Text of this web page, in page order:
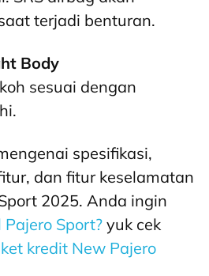
terjadi benturan.
Body
sesuai dengan
spesifikasi,
dan fitur keselamatan
2025. Anda ingin
Sport? yuk cek
kredit New Pajero